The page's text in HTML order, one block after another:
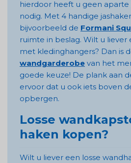
hierdoor heeft u geen
nodig. Met 4 handige
bijvoorbeeld de Formani
ruimte in beslag. Wilt u
met kledinghangers? Dan is
wandgarderobe van het
goede keuze! De plank aan
ervoor dat u ook iets boven
opbergen.
Losse
haken kopen?
Wilt u liever een losse